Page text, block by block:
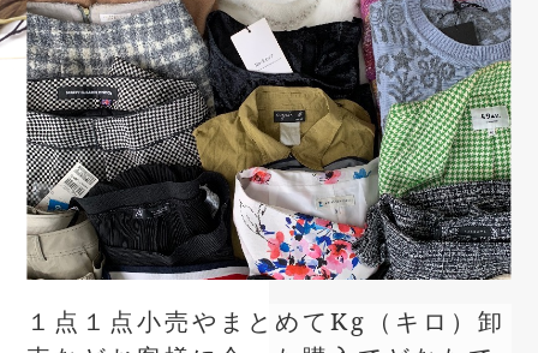
１点１点小売やまとめてKg（キロ）卸